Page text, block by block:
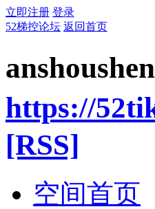
立即注册 登录
52梯控论坛 返回首页
https://
[RSS]
空间首页